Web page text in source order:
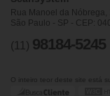
Rua Manoel da
São Paulo - SP - CEP:
(11) 98184-5245
O inteiro teor deste site está